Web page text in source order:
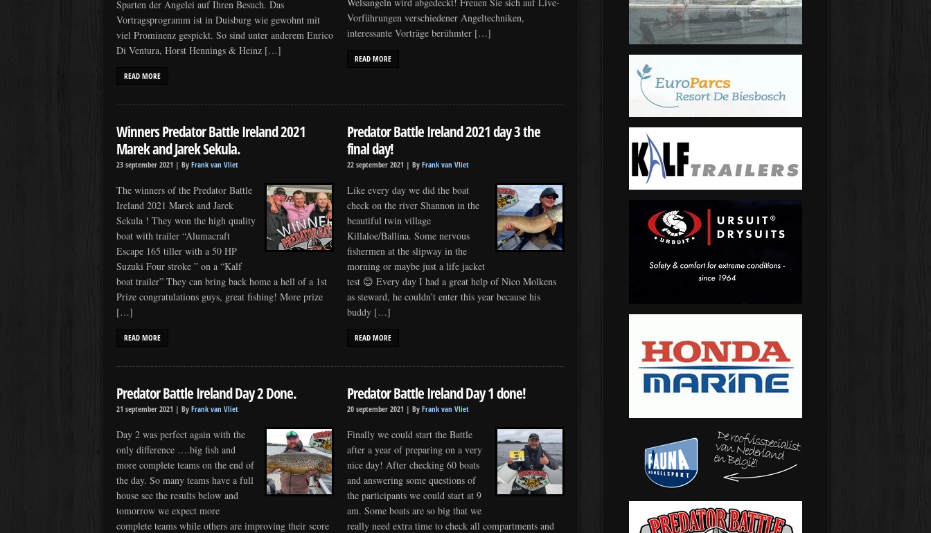
Sparten der Angelei auf Ihren Besuch. Das
Vortragsprogramm ist in Duisburg wie gewohnt mit
viel Prominenz gespickt. So sind unter anderem Enrico
Di Ventura, Horst Hennings & Heinz […]
READ MORE
Vorführungen verschiedener Angeltechniken,
interessante Vorträge berühmter […]
READ MORE
Winners Predator Battle Ireland 2021
Marek and Jarek Sekula.
23 september 2021 | By Frank van Vliet
The winners of the Predator Battle
Ireland 2021 Marek and Jarek
Sekula ! They won the high quality
boat with trailer “Alumacraft
Escape 165 tiller with a 50 HP
Suzuki Four stroke ” on a “Kalf
boat trailer” They can bring back home a hell of a 1st
Prize congratulations guys, great fishing! More prize
[…]
READ MORE
Predator Battle Ireland 2021 day 3 the
final day!
22 september 2021 |ByFrank van Vliet
Like every day we did the boat
check on the river Shannon in the
beautiful twin village
Killaloe/Ballina. Some nervous
fishermen at the slipway in the
morning or maybe just a life jacket
test 😊 Every day I had a great help of Nico Molkens
as steward, he couldn’t enter this year because his
buddy […]
READ MORE
Predator Battle Ireland Day 2 Done.
21 september 2021 | By Frank van Vliet
Day 2 was perfect again with the
only difference ….big fish and
more complete teams on the end of
the day. So many teams have a full
house see the results below and
tomorrow we expect more
complete teams while others are improving their score
Predator Battle Ireland Day 1 done!
20 september 2021 |ByFrank van Vliet
Finally we could start the Battle
after a year of preparing on a very
nice day! After checking 60 boats
and answering some questions of
the participants we could start at 9
am. Some boats are so big that we
really need extra time to check all compartments and